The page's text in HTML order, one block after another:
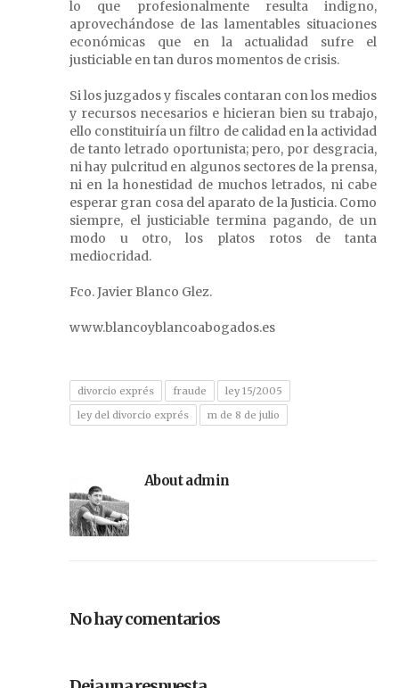
lo que profesionalmente resulta indigno,
aprovechándose de las lamentables situaciones
económicas que en la actualidad sufre el
justiciable en tan duros momentos de crisis.
Si los juzgados y fiscales contaran con los medios
y recursos necesarios e hicieran bien su trabajo,
ello constituiría un filtro de calidad en la actividad
de tanto letrado oportunista; pero, por desgracia,
ni hay pulcritud en algunos sectores de la prensa,
ni en la honestidad de muchos letrados, ni cabe
esperar gran cosa del aparato de la Justicia. Como
siempre, el justiciable termina pagando, de un
modo u otro, los platos rotos de tanta
mediocridad.
Fco. Javier Blanco Glez.
www.blancoyblancoabogados.es
divorcio exprés fraude
ley 15/2005
ley del divorcio exprés
m de 8 de julio
About admin
No hay comentarios